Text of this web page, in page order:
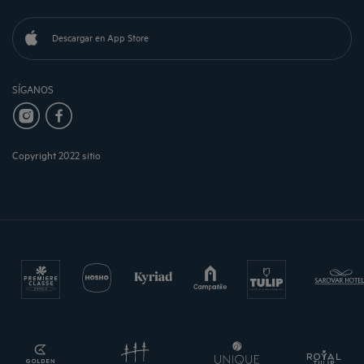
Descargar en App Store
SÍGANOS
Copyright 2022 sitio